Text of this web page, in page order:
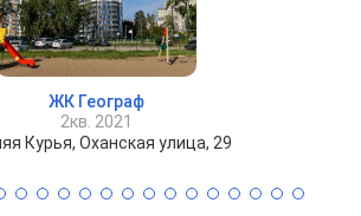
ЖК Географ
2кв. 2021
Курья, Оханская улица, 29